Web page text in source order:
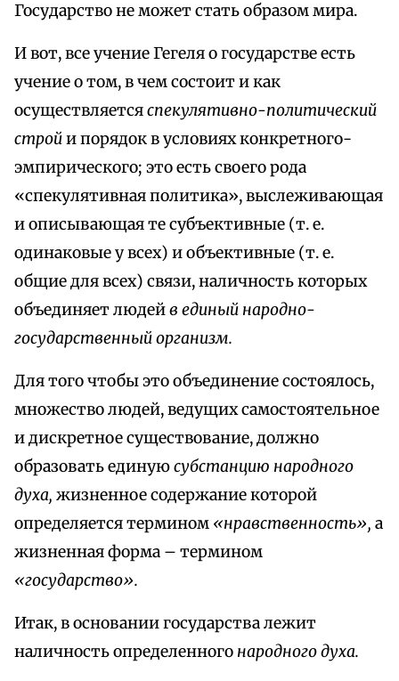
Государство не может стать образом мира.
И вот, все учение Гегеля о государстве есть
учение о том, в чем состоит и как
осуществляетсяспекулятивно-политический
стройи порядок в условиях конкретного-
эмпирического; это есть своего рода
«спекулятивная политика», выслеживающая
и описывающая те субъективные (т. е.
одинаковые у всех) и объективные (т. е.
общие для всех) связи, наличность которых
объединяет людейв единый народно-
государственный организм.
Для того чтобы это объединение состоялось,
множество людей, ведущих самостоятельное
и дискретное существование, должно
образовать единуюсубстанцию народного
духа, жизненное содержание которой
определяется термином «нравственность», а
жизненная форма – термином
«государство».
Итак, в основании государства лежит
наличность определенного народного духа.